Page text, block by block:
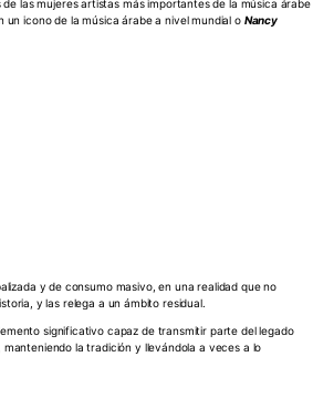
de las mujeres artistas más importantes de la música árabe
icono de la música árabe a nivel mundial o Nancy
y de consumo masivo, en una realidad que no
y las relega a un ámbito residual.
significativo capaz de transmitir parte del legado
la tradición y llevándola a veces a lo